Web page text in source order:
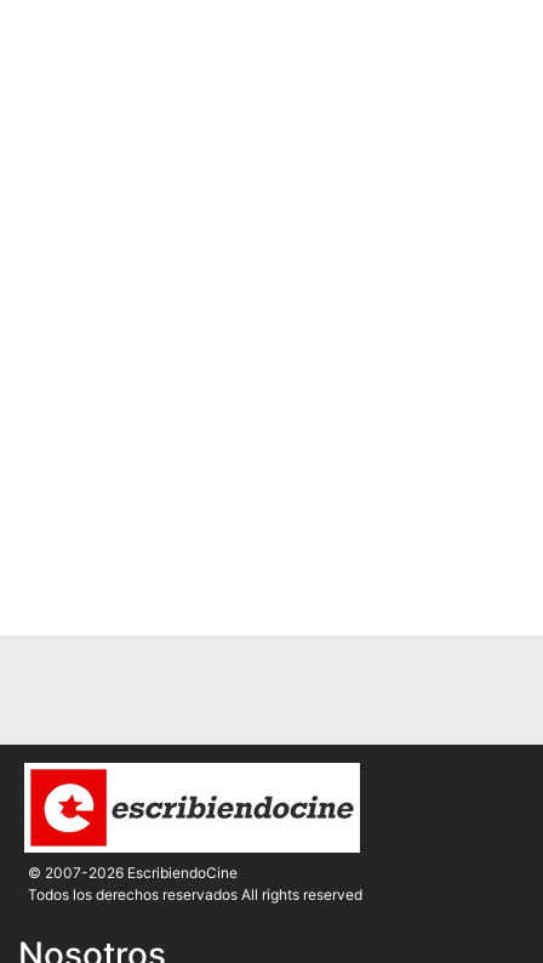
© 2007-2026 EscribiendoCine
Todos los derechos reservados All rights reserved
Nosotros